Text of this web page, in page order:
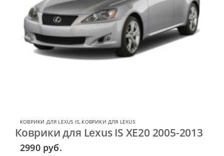
КОВРИКИ ДЛЯ LEXUS IS, КОВРИКИ ДЛЯ LEXUS
Коврики для Lexus IS XE20 2005-2013
2990 руб.